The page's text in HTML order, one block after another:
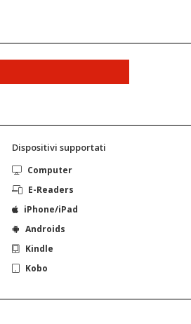
Dispositivi supportati
Computer
E-Readers
iPhone/iPad
Androids
Kindle
Kobo